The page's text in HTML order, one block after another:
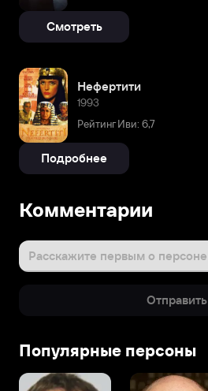
Смотреть
Нефертити
1993
Рейтинг Иви: 6,7
Подробнее
Комментарии
Расскажите первым о персоне
Отправить
Популярные персоны